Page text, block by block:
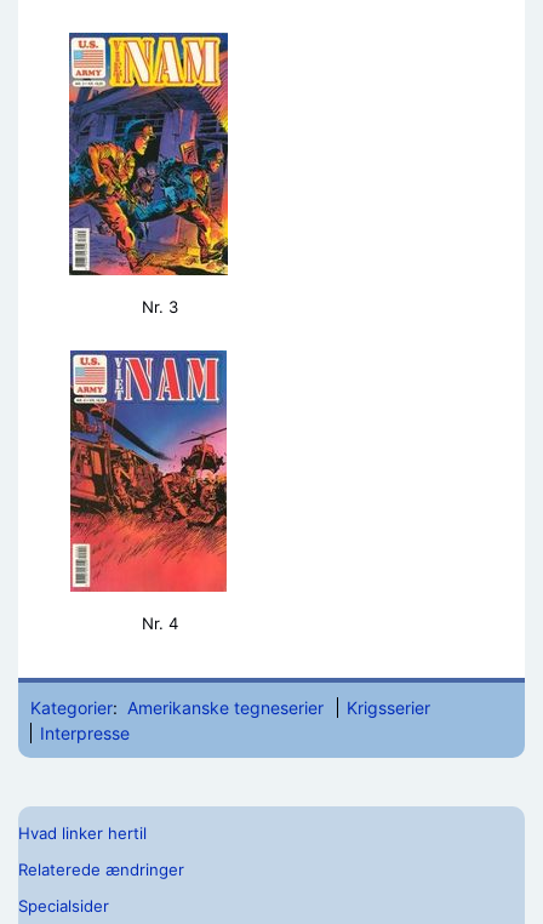
Nr. 3
Nr. 4
Kategorier: Amerikanske tegneserier
Krigsserier
Interpresse
Hvad linker hertil
Relaterede ændringer
Specialsider